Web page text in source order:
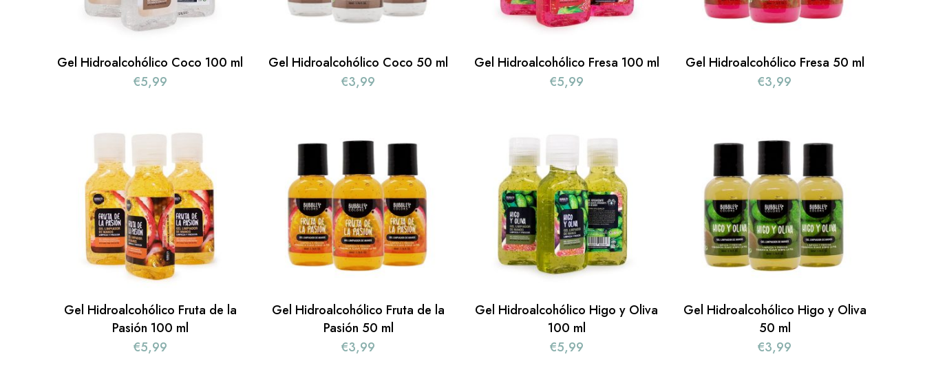
Gel Hidroalcohólico Coco 100 ml
€5,99
Gel Hidroalcohólico Coco 50 ml
€3,99
Gel Hidroalcohólico Fresa 100 ml
€5,99
Gel Hidroalcohólico Fresa 50 ml
€3,99
Gel Hidroalcohólico Fruta de la
Pasión 100 ml
€5,99
Gel Hidroalcohólico Fruta de la
Pasión 50 ml
€3,99
Gel Hidroalcohólico Higo y Oliva
100 ml
€5,99
Gel Hidroalcohólico Higo y Oliva
50 ml
€3,99